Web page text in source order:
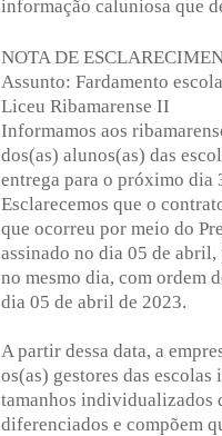
informação caluniosa que
NOTA DE
Assunto: Fardamento
Liceu Ribamarense II
Informamos aos
dos(as) alunos(as) das
entrega para o próximo dia
Esclarecemos que o
que ocorreu por meio do
assinado no dia 05 de
no mesmo dia, com ordem
dia 05 de abril de 2023.
A partir dessa data, a
os(as) gestores das
tamanhos individualizados
diferenciados e compõem